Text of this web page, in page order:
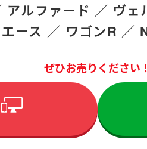
アルファード ／ ヴェ
ース ／ ワゴンR ／
ぜひお売りください！